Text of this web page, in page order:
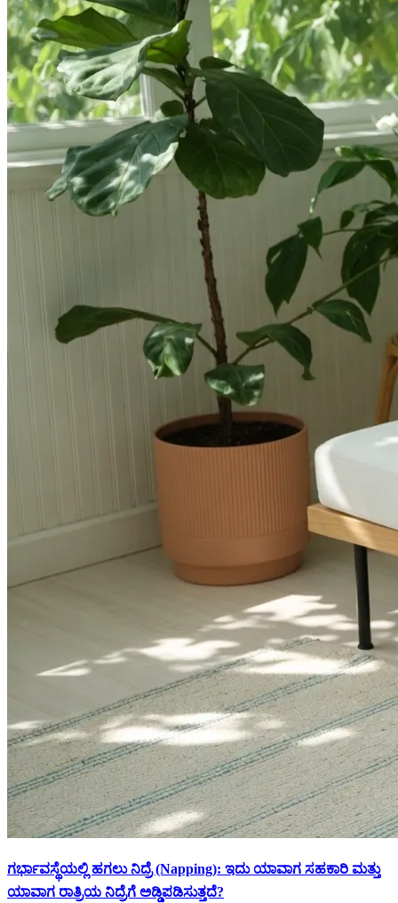
ಗರ್ಭಾವಸ್ಥೆಯಲ್ಲಿ ಹಗಲು ನಿದ್ರೆ (Napping): ಇದು ಯಾವಾಗ ಸಹಕಾರಿ ಮತ್ತು
ಯಾವಾಗ ರಾತ್ರಿಯ ನಿದ್ರೆಗೆ ಅಡ್ಡಿಪಡಿಸುತ್ತದೆ?